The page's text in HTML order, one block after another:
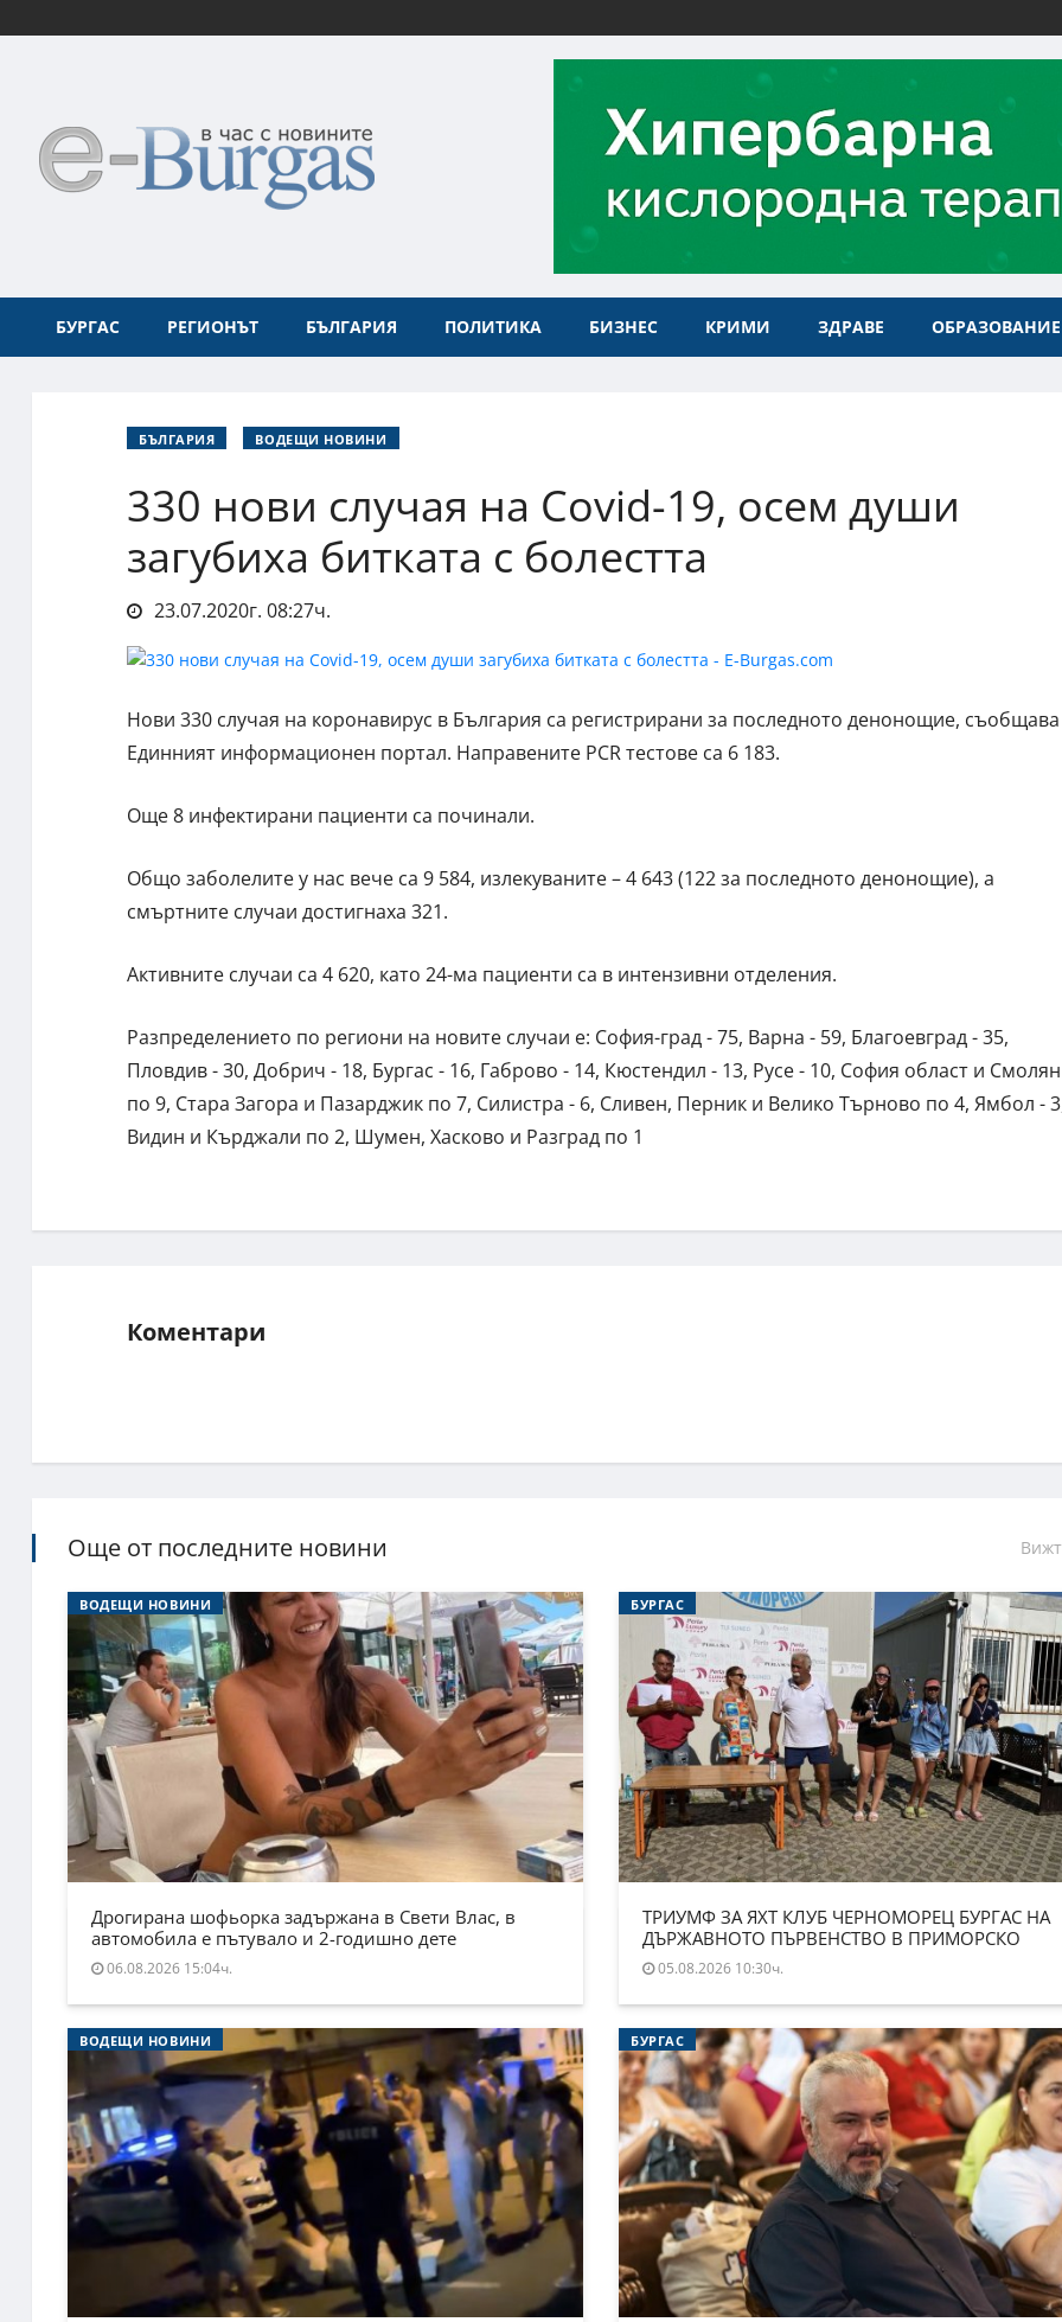
БУРГАС РЕГИОНЪТ БЪЛГАРИЯ ПОЛИТИКА БИЗНЕС КРИМИ ЗДРАВЕ ОБРАЗОВАНИЕ
БЪЛГАРИЯ ВОДЕЩИ НОВИНИ
330 нови случая на Covid-19, осем души
загубиха битката с болестта
23.07.2020г. 08:27ч.
Нови 330 случая на коронавирус в България са регистрирани за последното денонощие, съобщава
Единният информационен портал. Направените PCR тестове са 6 183.
Още 8 инфектирани пациенти са починали.
Общо заболелите у нас вече са 9 584, излекуваните – 4 643 (122 за последното денонощие), а
смъртните случаи достигнаха 321.
Активните случаи са 4 620, като 24-ма пациенти са в интензивни отделения.
Разпределението по региони на новите случаи е: София-град - 75, Варна - 59, Благоевград - 35,
Пловдив - 30, Добрич - 18, Бургас - 16, Габрово - 14, Кюстендил - 13, Русе - 10, София област и Смолян
по 9, Стара Загора и Пазарджик по 7, Силистра - 6, Сливен, Перник и Велико Търново по 4, Ямбол -
Видин и Кърджали по 2, Шумен, Хасково и Разград по 1
Коментари
Още от последните новини
ВОДЕЩИ НОВИНИ
Дрогирана шофьорка задържана в Свети Влас, в
автомобила е пътувало и 2-годишно дете
06.08.2026 15:04ч.
БУРГАС
ТРИУМФ ЗА ЯХТ КЛУБ ЧЕРНОМОРЕЦ БУРГАС НА
ДЪРЖАВНОТО ПЪРВЕНСТВО В ПРИМОРСКО
05.08.2026 10:30ч.
ВОДЕЩИ НОВИНИ БУРГАС